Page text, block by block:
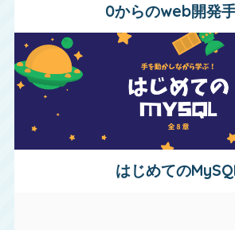
0からのweb開発
はじめての